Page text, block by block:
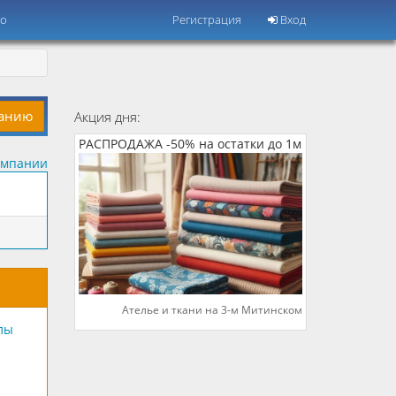
Регистрация Вход
Акция дня:
РАСПРОДАЖА -50% на остатки до 1м
Ателье и ткани на 3-м Митинском